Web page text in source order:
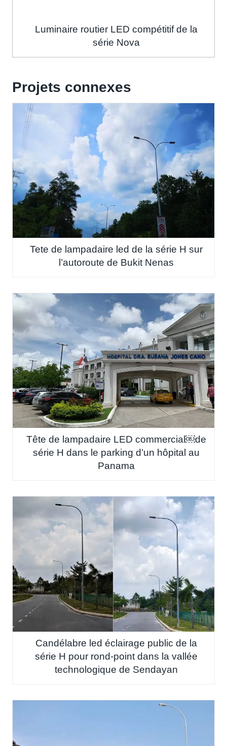
Luminaire routier LED compétitif de la
série Nova
Projets connexes
Tete de lampadaire led de la série H sur
l’autoroute de Bukit Nenas
Tête de lampadaire LED commercial￼de
série H dans le parking d’un hôpital au
Panama
Candélabre led éclairage public de la
série H pour rond-point dans la vallée
technologique de Sendayan